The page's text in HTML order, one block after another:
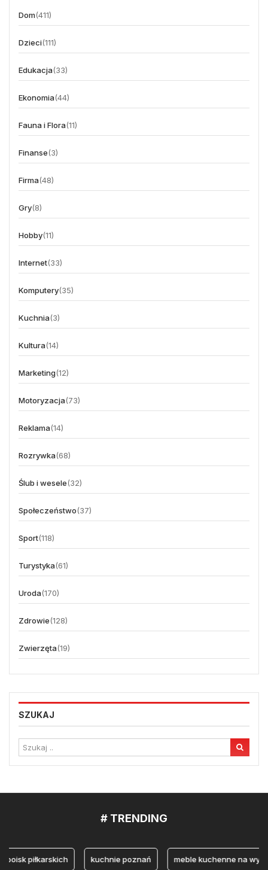
Dom(411)
Dzieci(111)
Edukacja(33)
Ekonomia(44)
Fauna i Flora(11)
Finanse(3)
Firma(48)
Gry(8)
Hobby(11)
Internet(33)
Komputery(35)
Kuchnia(3)
Kultura(14)
Marketing(12)
Motoryzacja(73)
Reklama(14)
Rozrywka(68)
Ślub i wesele(32)
Społeczeństwo(37)
Sport(118)
Turystyka(61)
Uroda(170)
Zdrowie(128)
Zwierzęta(19)
SZUKAJ
# TRENDING
piłkarskich kuchnie poznań meble kuchenne na wymiar